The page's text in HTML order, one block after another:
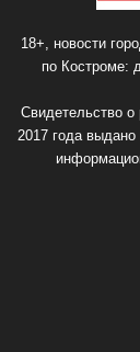
18+, новости
по Костроме:
Свидетельство
2017 года